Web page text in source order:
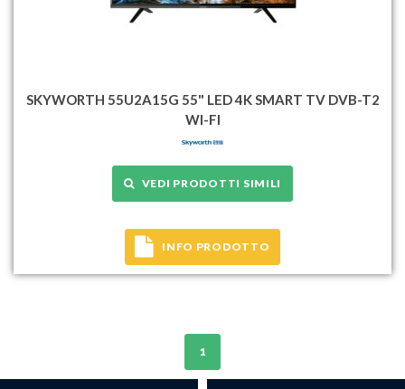
SKYWORTH 55U2A15G 55" LED 4K SMART TV DVB-T2
WI-FI
VEDI PRODOTTI SIMILI
INFO PRODOTTO
1